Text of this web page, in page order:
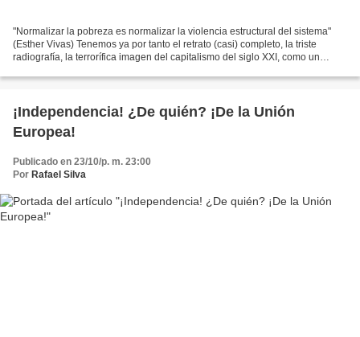
"Normalizar la pobreza es normalizar la violencia estructural del sistema"
(Esther Vivas) Tenemos ya por tanto el retrato (casi) completo, la triste
radiografía, la terrorífica imagen del capitalismo del siglo XXI, como un
¡Independencia! ¿De quién? ¡De la Unión
Europea!
Publicado en 23/10/p. m. 23:00
Por Rafael Silva